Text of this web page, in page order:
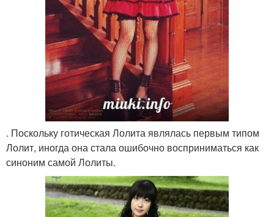
. Поскольку готическая Лолита являлась первым типом
Лолит, иногда она стала ошибочно восприниматься как
синоним самой Лолиты.